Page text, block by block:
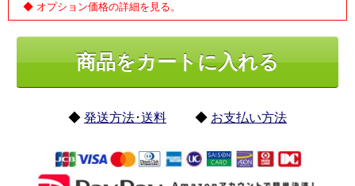
◆ オプション価格の詳細を見る。
◆ 発送方法･送料 ◆ お支払い方法